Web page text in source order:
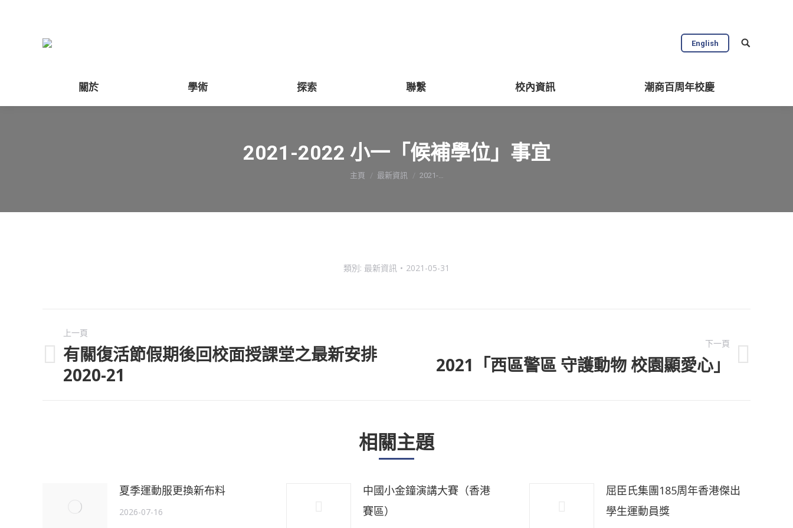
English
關於 學術 探索 聯繫 校內資訊 潮商百周年校慶
2021-2022 小一「候補學位」事宜
You are here:
主頁 最新資訊 2021-…
類別: 最新資訊 2021-05-31
Post
navigation
上一頁
Previous
post:
有關復活節假期後回校面授課堂之最新安排
2020-21
下一頁
題
2021「西區警區 守護動物 校園顯愛心」
相關主題
夏季運動服更換新布料
2026-07-16
中國小金鐘演講大賽（香港
賽區）
屈臣氏集團185周年香港傑出
學生運動員獎